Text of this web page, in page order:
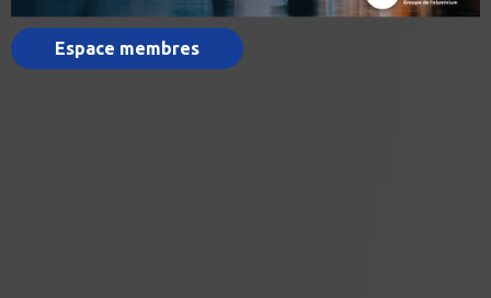
Espace membres